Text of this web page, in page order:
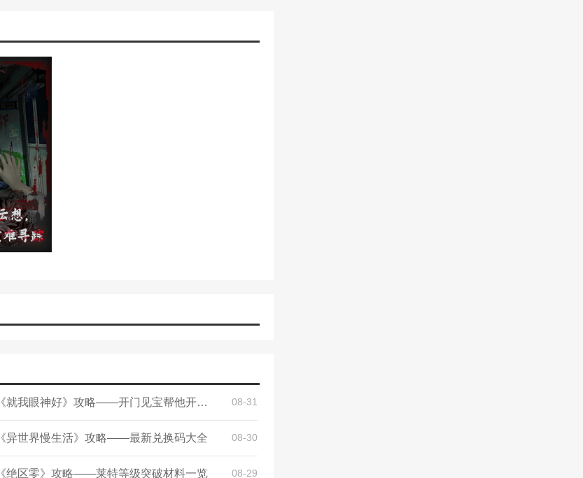
《就我眼神好》攻略——开门见宝帮他开门拿到宝藏通关攻略 08-31
《异世界慢生活》攻略——最新兑换码大全 08-30
《绝区零》攻略——莱特等级突破材料一览 08-29